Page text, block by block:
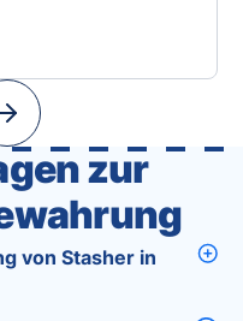
App Unique?
combines
becomes as
zur
von Stasher in